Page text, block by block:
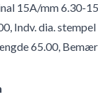
15A/mm 6.30-
Indv. dia.
65.00,